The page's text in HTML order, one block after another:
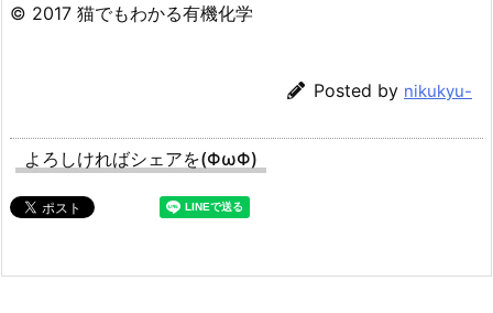
© 2017 猫でもわかる有機化学
Posted by nikukyu-
よろしければシェアを(ΦωΦ)